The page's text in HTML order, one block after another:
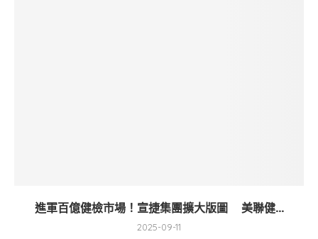
進軍百億健檢市場！宣捷集團擴大版圖 美聯健...
2025-09-11